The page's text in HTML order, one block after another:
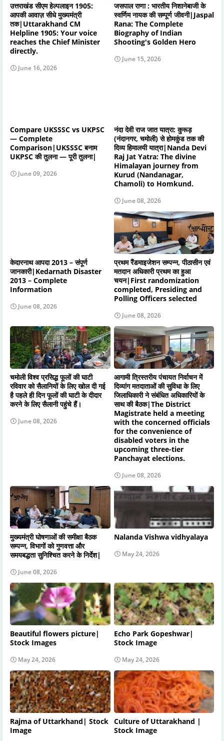
उत्तराखंड सीएम हेल्पलाइन 1905:
आपकी आवाज़ सीधे मुख्यमंत्री
तक|Uttarakhand CM
Helpline 1905: Your voice
reaches the Chief Minister
directly.
June 16, 2026
जसपाल राणा : भारतीय निशानेबाजी के
स्वर्णिम नायक की सम्पूर्ण जीवनी|Jaspal
Rana: The Complete
Biography of Indian
Shooting's Golden Hero
June 15, 2026
Compare UKSSSC vs UKPSC
— Complete
Comparison|UKSSSC बनाम
UKPSC की तुलना — पूरी तुलना|
June 09, 2026
नंदा देवी राज जात यात्रा: कुरूड़
(नंदानगर, चमोली) से होमकुंड तक की
दिव्य हिमालयी यात्रा|Nanda Devi
Raj Jat Yatra: The divine
Himalayan journey from
Kurud (Nandanagar,
Chamoli) to Homkund.
June 08, 2026
केदारनाथ आपदा 2013 – संपूर्ण
जानकारी|Kedarnath Disaster
2013 – Complete
Information
June 08, 2026
प्रथम रैंडमाइजेशन सम्पन्न, पीठासीन एवं
मतदान अधिकारी प्रथम का हुआ
चयन|First randomization
completed, Presiding and
Polling Officers selected
June 08, 2026
चमोली विश्व प्रसिद्ध फूलों की घाटी
रविवार को सैलानियों के लिए खोल दी गई
है पहले ही दिन फूलों की घाटी के दीदार
करने के लिए सैलानी पहुंचे हैं।
June 08, 2026
आगामी त्रिस्तरीय पंचायत निर्वाचन में
दिव्यांग मतदाताओं की सुविधा के लिए
जिलाधिकारी ने संबंधित अधिकारियों के
साथ की बैठक|The District
Magistrate held a meeting
with the concerned officials
for the convenience of
disabled voters in the
upcoming three-tier
Panchayat elections.
June 08, 2026
मुख्यमंत्री घोषणाओं की समीक्षा बैठक
सम्पन्न, विभागों को गुणवत्ता और
समयबद्धता सुनिश्चित करने के निर्देश|
June 08, 2026
Nalanda Vishwa vidhyalaya
May 24, 2026
Beautiful flowers picture|
Stock Images
May 24, 2026
Echo Park Gopeshwar|
Stock Image
May 24, 2026
Rajma of Uttarkhand| Stock
Image
Culture of Uttarakhand |
Stock Image